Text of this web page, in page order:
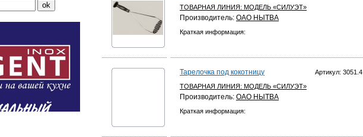
ТОВАРНАЯ ЛИНИЯ: МОДЕЛЬ «СИЛУЭТ»
Производитель: ОАО НЫТВА
Краткая информация:
Артикул: 3051.4
Тарелочка под кокотницу
ТОВАРНАЯ ЛИНИЯ: МОДЕЛЬ «СИЛУЭТ»
Производитель: ОАО НЫТВА
Краткая информация: